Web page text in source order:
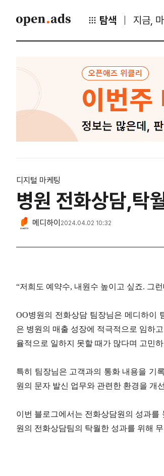
탐색 지금,
디지털 마케팅
병원 전화상담,탁
메디하이 2024.04.02 10:32
“저희도 예약수, 내원수 높이고 싶죠. 그
OO병원의 전화상담 팀장님은 메디하이
은 병원의 매출 성장에 적극적으로 임하
율적으로 일하지 못할 때가 많다며 고민
특히 팀장님은 고객과의 통화 내용을 기
원의 문자 발신 업무와 관련한 환경을 개
이번 블로그에서는 전화상담원의 성과를
원의 전화상담팀의 탁월한 성과를 위해